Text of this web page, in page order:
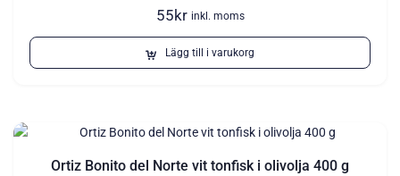
55kr inkl. moms
Lägg till i varukorg
Ortiz Bonito del Norte vit tonfisk i olivolja 400 g